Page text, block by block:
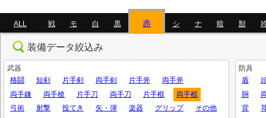
ALL 戦 モ 白 黒 赤 シ ナ 暗 獣
装備データ絞込み
武器
格闘
短剣 片手剣 両手剣 片手斧
両手斧
両手鎌
両手槍 片手刀 両手刀 片手棍
両手棍
弓術
射撃 投てき 矢・弾 楽器 グリップ その他
防具
盾
胴
背